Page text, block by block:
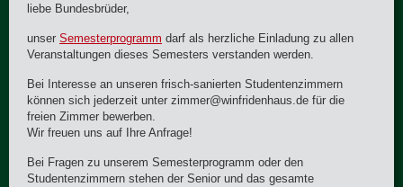
liebe Bundesbrüder,
unser Semesterprogramm darf als herzliche Einladung zu allen
Veranstaltungen dieses Semesters verstanden werden.
Bei Interesse an unseren frisch-sanierten Studentenzimmern
können sich jederzeit unter zimmer@winfridenhaus.de für die
freien Zimmer bewerben.
Wir freuen uns auf Ihre Anfrage!
Bei Fragen zu unserem Semesterprogramm oder den
Studentenzimmern stehen der Senior und das gesamte